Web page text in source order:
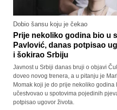
Dobio šansu koju je čekao
Prije nekoliko godina bio u
Pavlović, danas potpisao
i šokirao Srbiju
Javnost u Srbiji danas bruji o objavi
doveo novog trenera, a u pitanju je
Momak koji je do prije nekoliko godina
učestvovao u spotovima pojedinih
potpisao ugovor života.